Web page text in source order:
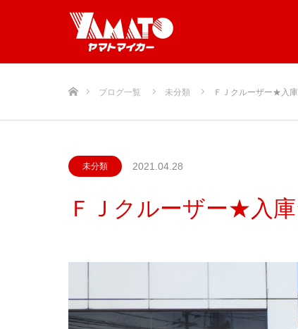
ブログ一覧 未分類 ＦＪクルーザー★入
未分類 2021.04.28
ＦＪクルーザー★入